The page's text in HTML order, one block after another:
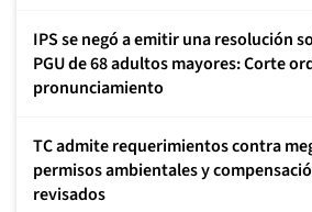
IPS se negó a emitir una resolución
PGU de 68 adultos mayores: Corte
pronunciamiento
TC admite requerimientos contra
permisos ambientales y
revisados